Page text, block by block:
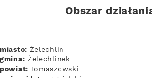
Obszar
miasto: Żelechlin
gmina: Żelechlinek
powiat: Tomaszowski